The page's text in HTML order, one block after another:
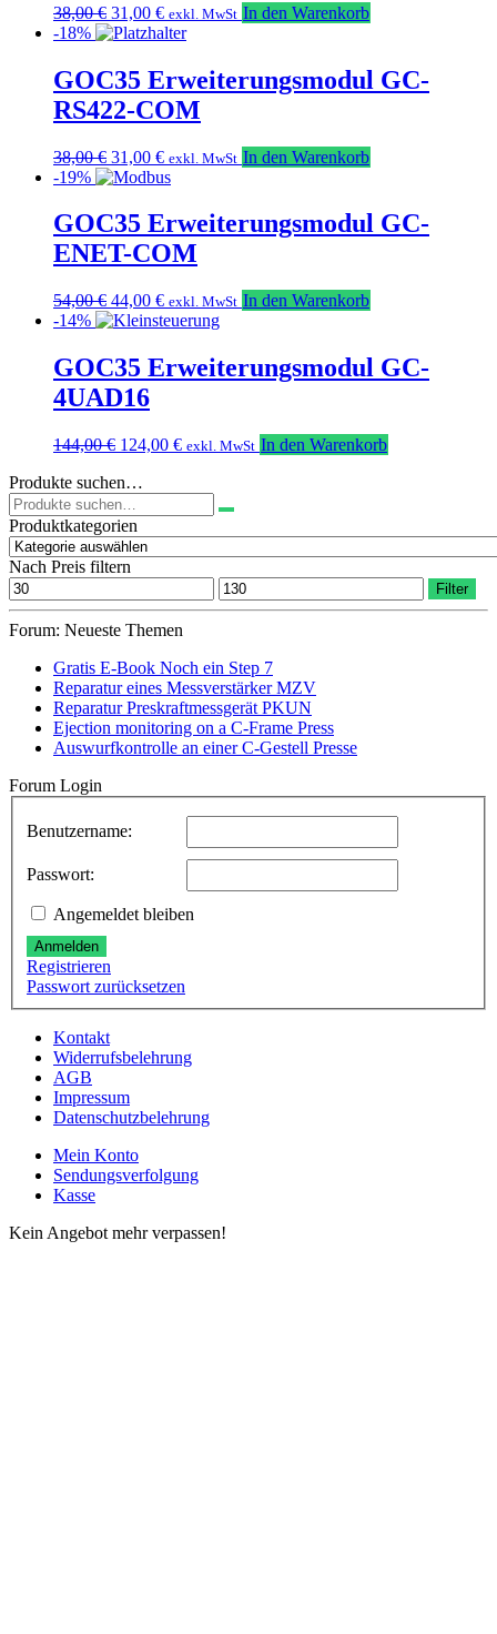
38,00€ Ursprünglicher
Preis
38,00 €
31,00 €Aktueller
Preis
31,00 €.
exkl. MwSt In den Warenkorb
-18%
GOC35 Erweiterungsmodul GC-
RS422-COM
38,00€ Ursprünglicher
Preis
38,00 €
31,00 €Aktueller
Preis
31,00 €.
exkl. MwSt In den Warenkorb
-19%
GOC35 Erweiterungsmodul GC-
ENET-COM
54,00€ Ursprünglicher
Preis
54,00 €
44,00 €Aktueller
Preis
44,00 €.
exkl. MwSt In den Warenkorb
-14%
GOC35 Erweiterungsmodul GC-
4UAD16
144,00€ Ursprünglicher
war:
144,00 €
124,00 €Aktueller
124,00 €.
exkl. MwSt In den Warenkorb
Produkte suchen…
Suchen
nach:
Produktkategorien
Nach Preis filtern
Min.
Preis
Max.
Preis
Filter
Forum: Neueste Themen
Gratis E-Book Noch ein Step 7
Reparatur eines Messverstärker MZV
Reparatur Preskraftmessgerät PKUN
Ejection monitoring on a C-Frame Press
Auswurfkontrolle an einer C-Gestell Presse
Forum Login
Benutzername:
Passwort:
Angemeldet bleiben
Anmelden
Registrieren
Passwort zurücksetzen
Kontakt
Widerrufsbelehrung
AGB
Impressum
Datenschutzbelehrung
Mein Konto
Sendungsverfolgung
Kasse
Kein Angebot mehr verpassen!